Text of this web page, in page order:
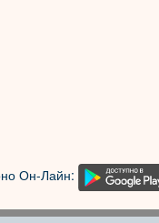
Он-Лайн: